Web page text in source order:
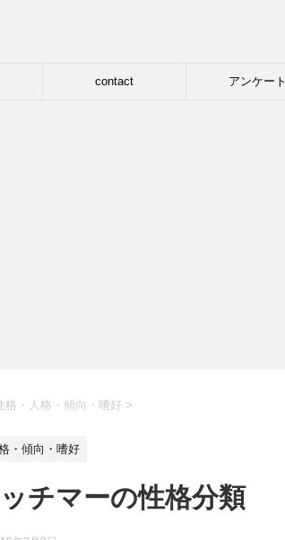
contact アンケート
格・人格・傾向・嗜好 >
・傾向・嗜好
チマーの性格分類